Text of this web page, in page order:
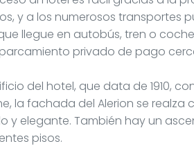
y a los numerosos transportes
llegue en autobús, tren o
privado de pago
del hotel, que data de 1910,
la fachada del Alerion se
y elegante. También hay un
pisos.